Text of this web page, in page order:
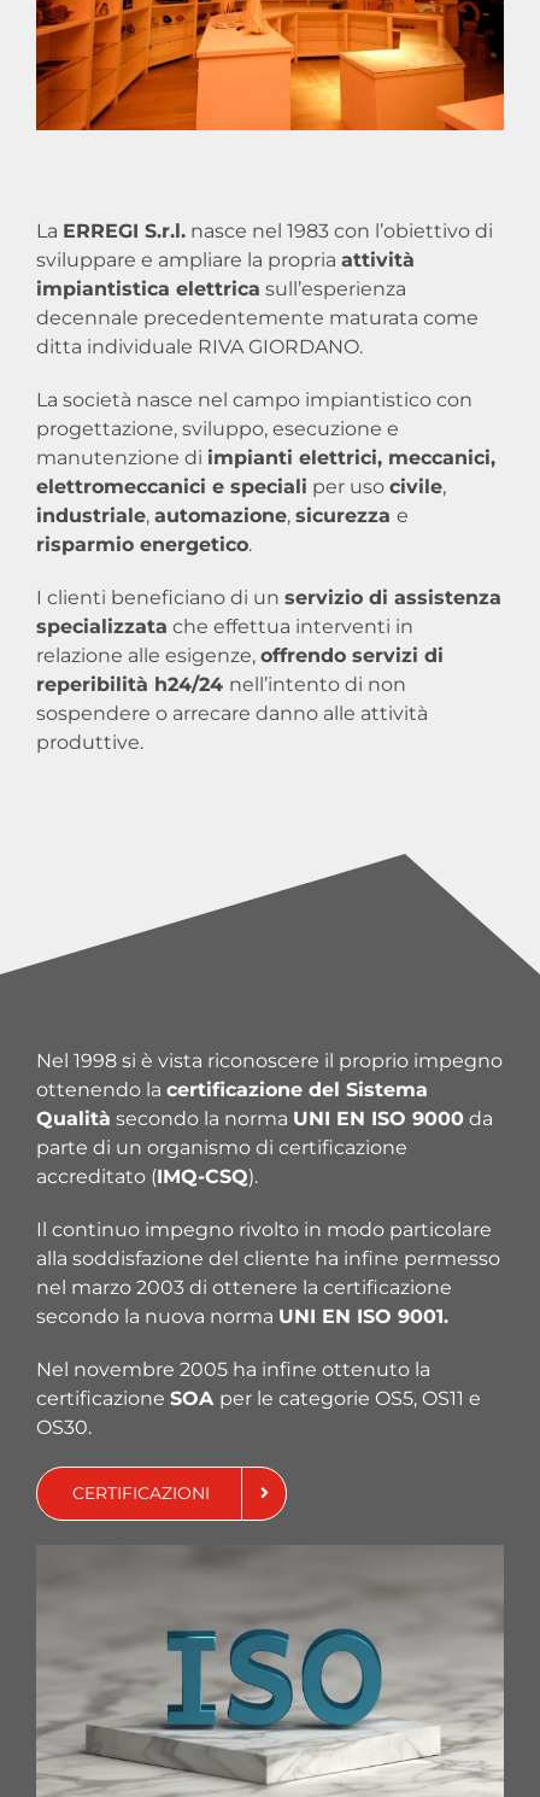
La ERREGI S.r.l. nasce nel 1983 con l’obiettivo di
sviluppare e ampliare la propria attività
impiantistica elettrica sull’esperienza
decennale precedentemente maturata come
ditta individuale RIVA GIORDANO.
La società nasce nel campo impiantistico con
progettazione, sviluppo, esecuzione e
manutenzione di impianti elettrici, meccanici,
elettromeccanici e speciali per uso civile,
industriale, automazione, sicurezza e
risparmio energetico.
I clienti beneficiano di un servizio di assistenza
specializzata che effettua interventi in
relazione alle esigenze, offrendo servizi di
reperibilità h24/24 nell’intento di non
sospendere o arrecare danno alle attività
produttive.
Nel 1998 si è vista riconoscere il proprio impegno
ottenendo la certificazione del Sistema
Qualità secondo la norma UNI EN ISO 9000 da
parte di un organismo di certificazione
accreditato (IMQ-CSQ).
Il continuo impegno rivolto in modo particolare
alla soddisfazione del cliente ha infine permesso
nel marzo 2003 di ottenere la certificazione
secondo la nuova norma UNI EN ISO 9001.
Nel novembre 2005 ha infine ottenuto la
certificazione SOA per le categorie OS5, OS11 e
OS30.
CERTIFICAZIONI